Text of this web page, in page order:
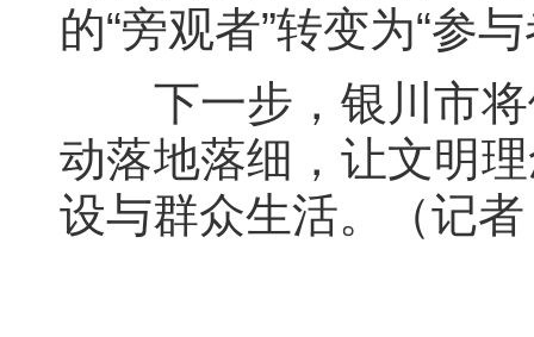
的“旁观者”转变为“参
下一步，银川市将
动落地落细，让文明
设与群众生活。（记